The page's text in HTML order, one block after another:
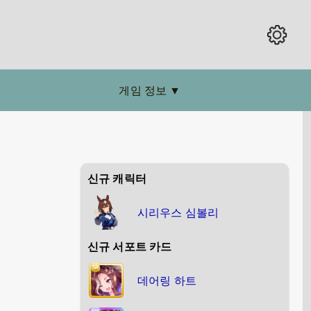
게임 정보 ▼
신규 캐릭터
시리우스 심볼리
신규 서포트 카드
데어링 하트